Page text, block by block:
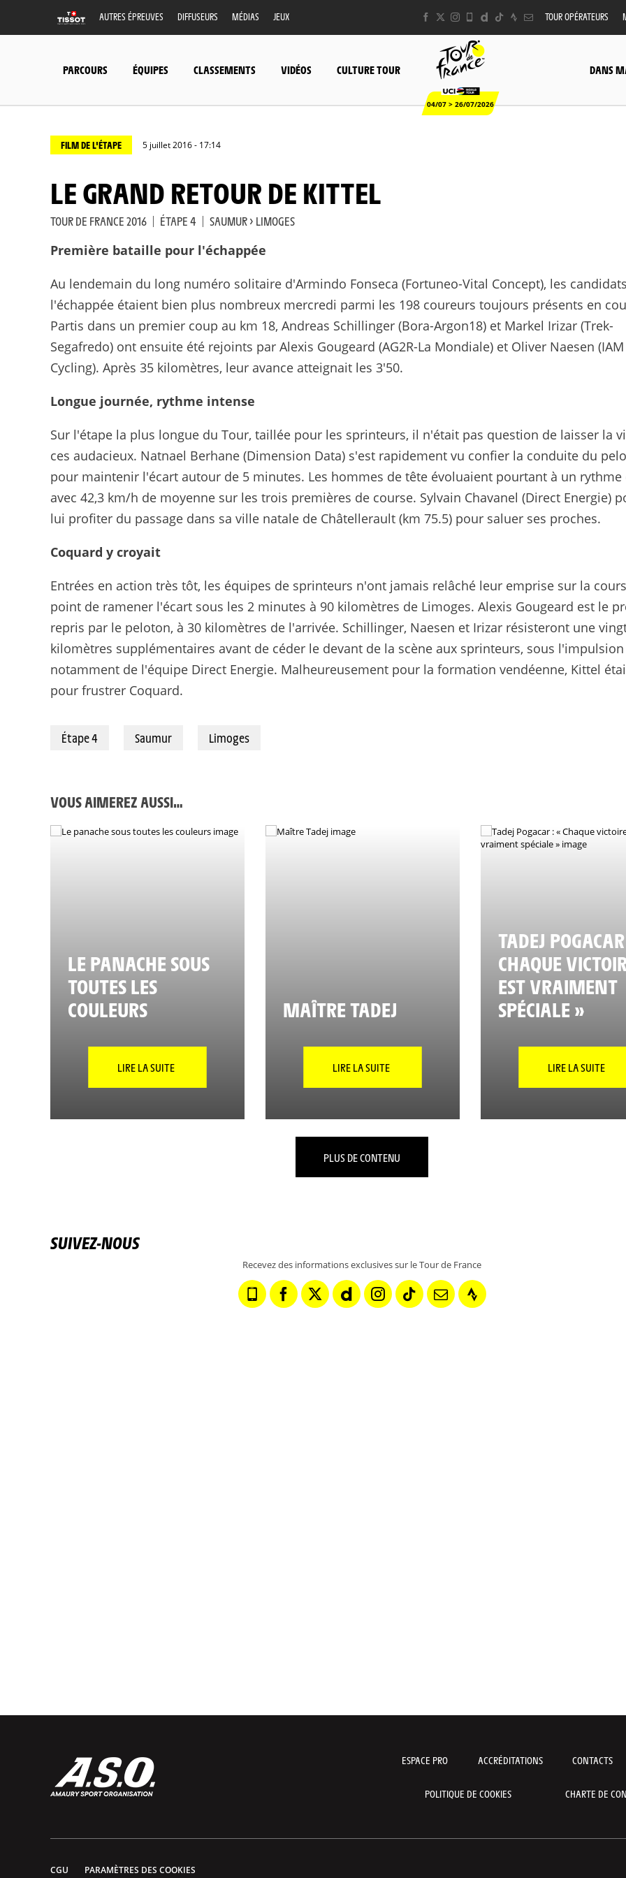
AUTRES ÉPREUVES DIFFUSEURS MÉDIAS JEUX TOUR OPÉRATEURS
PARCOURS ÉQUIPES CLASSEMENTS VIDÉOS CULTURE TOUR
04/07 > 26/07/2026
DANS
FILM DE L'ÉTAPE 5 juillet 2016 - 17:14
LE GRAND RETOUR DE KITTEL
TOUR DE FRANCE 2016 | ÉTAPE 4 | SAUMUR > LIMOGES
Première bataille pour l'échappée
Au lendemain du long numéro solitaire d'Armindo Fonseca (Fortuneo-Vital Concept), les
l'échappée étaient bien plus nombreux mercredi parmi les 198 coureurs toujours présents en
Partis dans un premier coup au km 18, Andreas Schillinger (Bora-Argon18) et Markel Irizar (Trek-
Segafredo) ont ensuite été rejoints par Alexis Gougeard (AG2R-La Mondiale) et Oliver Naesen (IAM
Cycling). Après 35 kilomètres, leur avance atteignait les 3'50.
Longue journée, rythme intense
Sur l'étape la plus longue du Tour, taillée pour les sprinteurs, il n'était pas question de laisser la
ces audacieux. Natnael Berhane (Dimension Data) s'est rapidement vu confier la conduite du
pour maintenir l'écart autour de 5 minutes. Les hommes de tête évoluaient pourtant à un rythme
avec 42,3 km/h de moyenne sur les trois premières de course. Sylvain Chavanel (Direct Energie)
lui profiter du passage dans sa ville natale de Châtellerault (km 75.5) pour saluer ses proches.
Coquard y croyait
Entrées en action très tôt, les équipes de sprinteurs n'ont jamais relâché leur emprise sur la
point de ramener l'écart sous les 2 minutes à 90 kilomètres de Limoges. Alexis Gougeard est le
repris par le peloton, à 30 kilomètres de l'arrivée. Schillinger, Naesen et Irizar résisteront une
kilomètres supplémentaires avant de céder le devant de la scène aux sprinteurs, sous l'impulsion
notamment de l'équipe Direct Energie. Malheureusement pour la formation vendéenne, Kittel
pour frustrer Coquard.
Étape 4 Saumur Limoges
VOUS AIMEREZ AUSSI…
LE PANACHE SOUS
TOUTES LES
COULEURS
LIRE LA SUITE
MAÎTRE TADEJ
LIRE LA SUITE
TADEJ
CHAQUE
EST VRAIMENT
SPÉCIALE »
LIRE LA SUITE
PLUS DE CONTENU
SUIVEZ-NOUS
Recevez des informations exclusives sur le Tour de France
ESPACE PRO ACCRÉDITATIONS CONTACTS
POLITIQUE DE COOKIES CHARTE DE
CGU PARAMÈTRES DES COOKIES